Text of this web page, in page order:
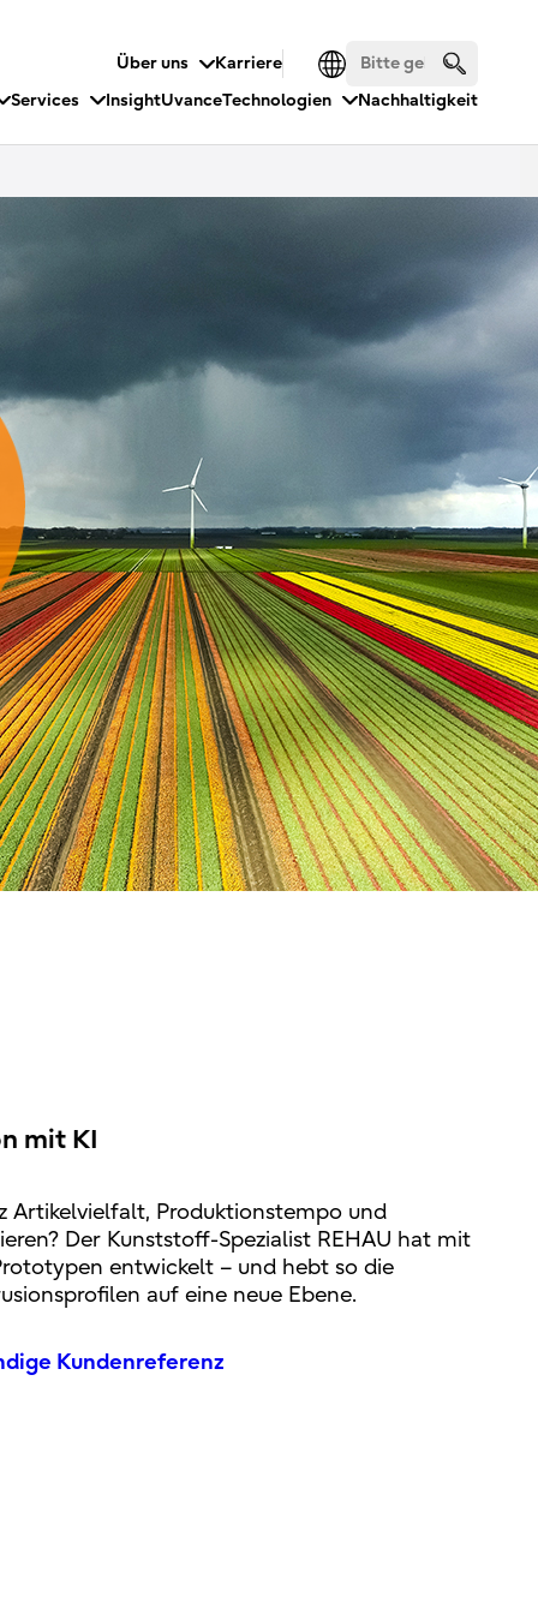
Über uns
Karriere
Services InsightUvanceTechnologien Nachhaltigkeit
mit KI
Artikelvielfalt, Produktionstempo und
Der Kunststoff-Spezialist REHAU hat mit
entwickelt – und hebt so die
auf eine neue Ebene.
Kundenreferenz